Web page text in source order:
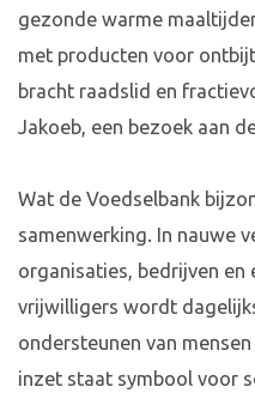
gezonde warme
met producten voor
bracht raadslid en
Jakoeb, een bezoek aan
Wat de Voedselbank
samenwerking. In nauwe
organisaties, bedrijven
vrijwilligers wordt
ondersteunen van
inzet staat symbool voor